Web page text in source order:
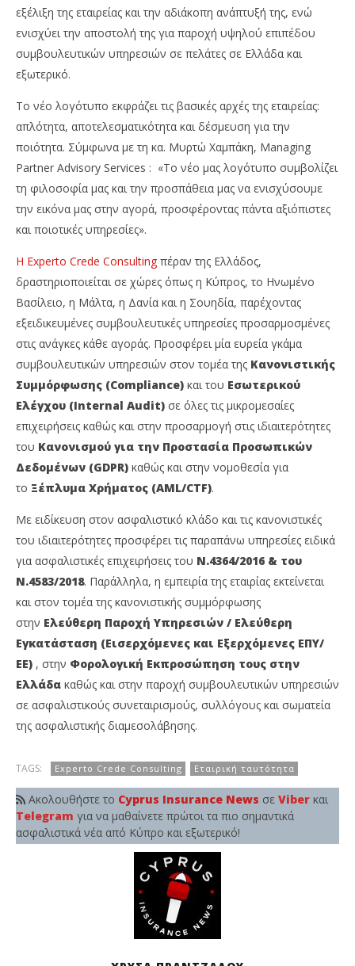
NOW VIEWING
Με ανανεωμένη εταιρική ταυτότητα η Experto
9
Οκτωβρίου,
2024
Χρύσα
Πράντζαλου
εξέλιξη της εταιρείας και την αδιάκοπη ανάπτυξή της, ενώ
ενισχύει την αποστολή της για παροχή υψηλού επιπέδου
συμβουλευτικών υπηρεσιών σε πελάτες σε Ελλάδα και
εξωτερικό.
Το νέο λογότυπο εκφράζει τις βασικές αρχές της εταιρείας:
απλότητα, αποτελεσματικότητα και δέσμευση για την
ποιότητα. Σύμφωνα με τη κα. Μυρτώ Χαμπάκη, Managing
Partner Advisory Services : «Το νέο μας λογότυπο συμβολίζει
τη φιλοσοφία μας και την προσπάθεια μας να ενισχύσουμε
την εικόνα μας στην αγορά, προσφέροντας πάντα αξιόπιστες
και ποιοτικές υπηρεσίες».
Η Experto Crede Consulting πέραν της Ελλάδος,
δραστηριοποιείται σε χώρες όπως η Κύπρος, το Ηνωμένο
Βασίλειο, η Μάλτα, η Δανία και η Σουηδία, παρέχοντας
εξειδικευμένες συμβουλευτικές υπηρεσίες προσαρμοσμένες
στις ανάγκες κάθε αγοράς. Προσφέρει μία ευρεία γκάμα
συμβουλευτικών υπηρεσιών στον τομέα της Κανονιστικής
Συμμόρφωσης (Compliance) και του Εσωτερικού
Ελέγχου (Internal Audit) σε όλες τις μικρομεσαίες
επιχειρήσεις καθώς και στην προσαρμογή στις ιδιαιτερότητες
του Κανονισμού για την Προστασία Προσωπικών
Δεδομένων (GDPR) καθώς και στην νομοθεσία για
το Ξέπλυμα Χρήματος (AML/CTF).
Με ειδίκευση στον ασφαλιστικό κλάδο και τις κανονιστικές
του ιδιαιτερότητες προσφέρει τις παραπάνω υπηρεσίες ειδικά
για ασφαλιστικές επιχειρήσεις του Ν.4364/2016 & του
Ν.4583/2018. Παράλληλα, η εμπειρία της εταιρίας εκτείνεται
και στον τομέα της κανονιστικής συμμόρφωσης
στην Ελεύθερη Παροχή Υπηρεσιών / Ελεύθερη
Εγκατάσταση (Εισερχόμενες και Εξερχόμενες ΕΠΥ/
ΕΕ) , στην Φορολογική Εκπροσώπηση τους στην
Ελλάδα καθώς και στην παροχή συμβουλευτικών υπηρεσιών
σε ασφαλιστικούς συνεταιρισμούς, συλλόγους και σωματεία
της ασφαλιστικής διαμεσολάβησης.
TAGS: Experto Crede Consulting Εταιρική ταυτότητα
Ακολουθήστε το Cyprus Insurance News σε Viber και
Telegram για να μαθαίνετε πρώτοι τα πιο σημαντικά
ασφαλιστικά νέα από Κύπρο και εξωτερικό!